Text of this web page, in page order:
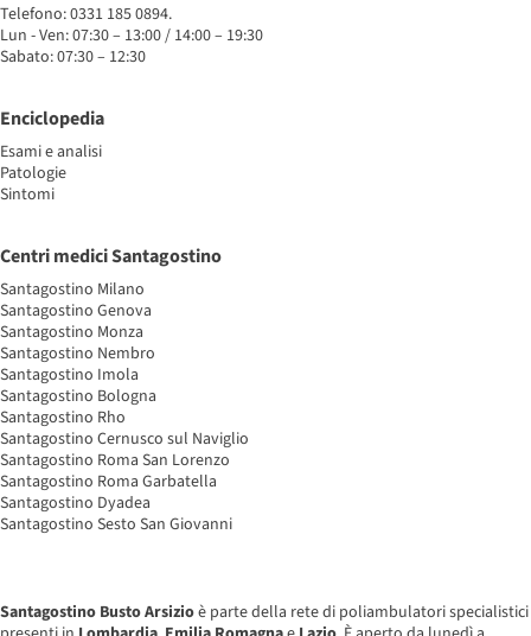
Telefono: 0331 185 0894.
Lun - Ven: 07:30 – 13:00 / 14:00 – 19:30
Sabato: 07:30 – 12:30
Enciclopedia
Esami e analisi
Patologie
Sintomi
Centri medici Santagostino
Santagostino Milano
Santagostino Genova
Santagostino Monza
Santagostino Nembro
Santagostino Imola
Santagostino Bologna
Santagostino Rho
Santagostino Cernusco sul Naviglio
Santagostino Roma San Lorenzo
Santagostino Roma Garbatella
Santagostino Dyadea
Santagostino Sesto San Giovanni
Santagostino Busto Arsizioè parte della rete di poliambulatori specialistici